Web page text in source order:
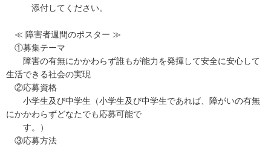
添付してください。
≪ 障害者週間のポスター ≫
①募集テーマ
障害の有無にかかわらず誰もが能力を発揮して安全に安心して
生活できる社会の実現
②応募資格
小学生及び中学生（小学生及び中学生であれば、障がいの有無
にかかわらずどなたでも応募可能で
す。）
③応募方法